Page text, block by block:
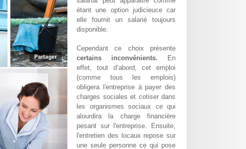
étant une option judicieuce car
elle fournit un salarié toujours
disponible.
Cependant ce choix présente
certains inconvénients. En
effet, tout d‘abord, cet emploi
(comme tous les emplois)
obligera l'entreprise à payer des
charges sociales et cotiser dans
les organismes sociaux ce qui
alourdira la charge financière
pesant sur l'entreprise. Ensuite,
l'entretien des locaux repose sur
une seule personne ce qui pose